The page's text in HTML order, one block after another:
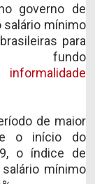
governo de
salário mínimo
para
fundo
informalidade
de maior
o início do
o índice de
mínimo